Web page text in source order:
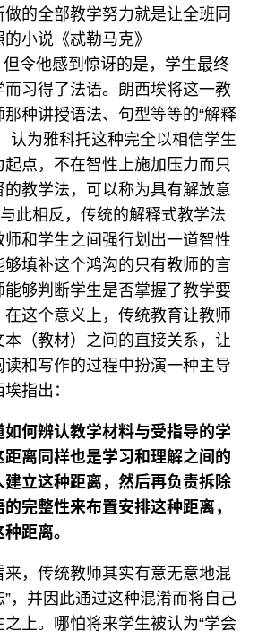
的全部教学努力就是让全班同
小说《忒勒马克》
但令他感到惊讶的是，学生最终
而习得了法语。朗西埃将这一教
种讲授语法、句型等等的“解释
认为雅科托这种完全以相信学生
点，不在智性上施加压力而只
教学法，可以称为具有解放意
此相反，传统的解释式教学法
和学生之间强行划出一道智性
填补这个鸿沟的只有教师的言
够判断学生是否掌握了教学要
这个意义上，传统教育让教师
（教材）之间的直接关系，让
和写作的过程中扮演一种主导
指出：
何辨认教学材料与受指导的学
离同样也是学习和理解之间的
立这种距离，然后再负责拆除
完整性来布置安排这种距离，
距离。
来，传统教师其实有意无意地混
”，并因此通过这种混淆而将自己
上。哪怕将来学生被认为“学会